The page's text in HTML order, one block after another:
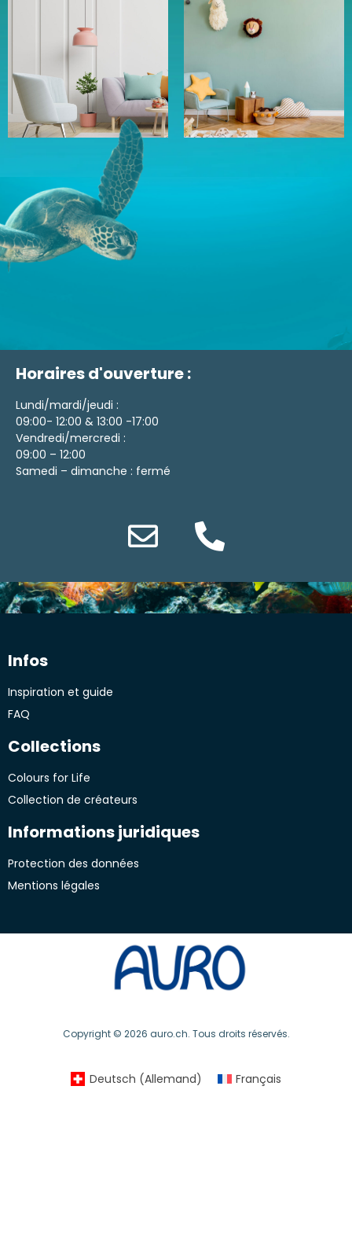
INSPIRER
Horaires d'ouverture :
Lundi/mardi/jeudi :
09:00- 12:00 & 13:00 -17:00
Vendredi/mercredi :
09:00 – 12:00
Samedi – dimanche : fermé
Infos
Inspiration et guide
FAQ
Collections
Colours for Life
Collection de créateurs
Informations juridiques
Protection des données
Mentions légales
Copyright © 2026 auro.ch. Tous droits réservés.
Deutsch (Allemand) Français